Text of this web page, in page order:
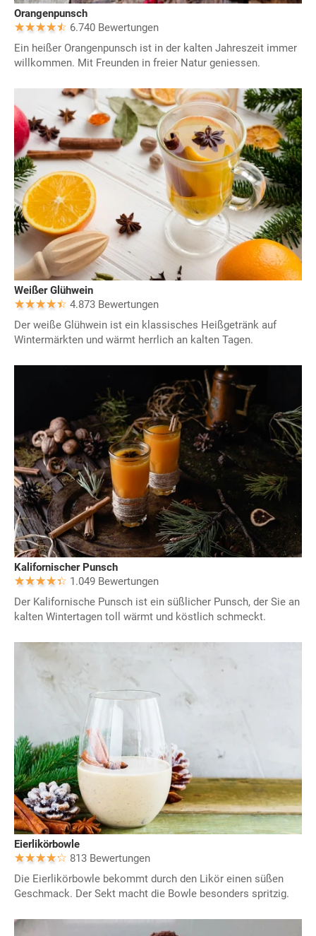
Orangenpunsch
6.740 Bewertungen
Ein heißer Orangenpunsch ist in der kalten Jahreszeit immer
willkommen. Mit Freunden in freier Natur geniessen.
Weißer Glühwein
4.873 Bewertungen
Der weiße Glühwein ist ein klassisches Heißgetränk auf
Wintermärkten und wärmt herrlich an kalten Tagen.
Kalifornischer Punsch
1.049 Bewertungen
Der Kalifornische Punsch ist ein süßlicher Punsch, der Sie an
kalten Wintertagen toll wärmt und köstlich schmeckt.
Eierlikörbowle
813 Bewertungen
Die Eierlikörbowle bekommt durch den Likör einen süßen
Geschmack. Der Sekt macht die Bowle besonders spritzig.